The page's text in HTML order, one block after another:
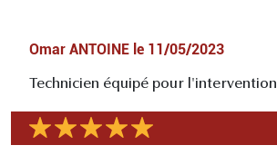
Omar ANTOINE le 11/05/2023
Technicien équipé pour l'intervention